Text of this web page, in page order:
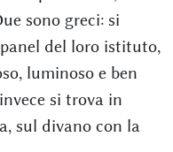
sono greci: si
del loro istituto,
luminoso e ben
si trova in
sul divano con la